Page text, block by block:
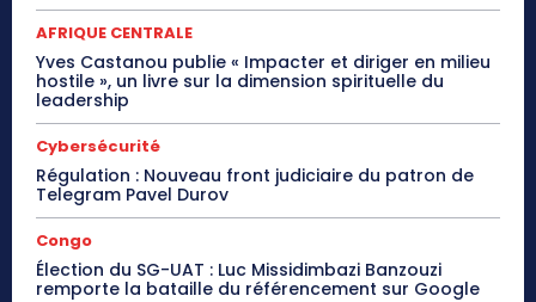
AFRIQUE CENTRALE
Yves Castanou publie « Impacter et diriger en milieu
hostile », un livre sur la dimension spirituelle du
leadership
Cybersécurité
Régulation : Nouveau front judiciaire du patron de
Telegram Pavel Durov
Congo
Élection du SG-UAT : Luc Missidimbazi Banzouzi
remporte la bataille du référencement sur Google